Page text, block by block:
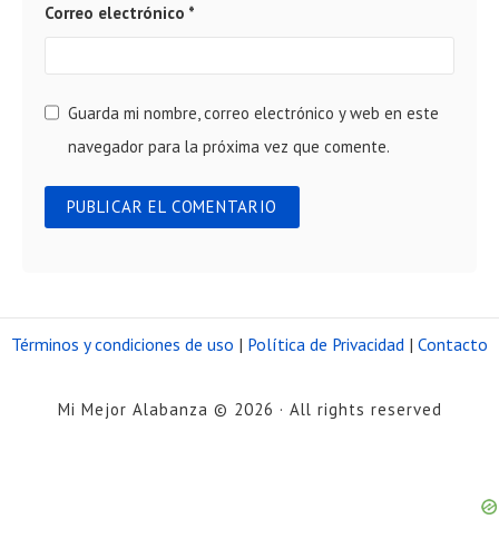
Correo electrónico *
Guarda mi nombre, correo electrónico y web en este
navegador para la próxima vez que comente.
Términos y condiciones de uso | Política de Privacidad | Contacto
Mi Mejor Alabanza © 2026 · All rights reserved